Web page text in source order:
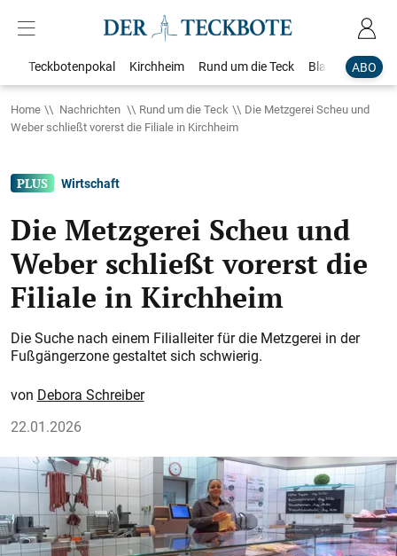
ABO
Teckbotenpokal Kirchheim Rund um die Teck Blaulicht
Home Nachrichten Rund um die Teck
Die Metzgerei Scheu und
Weber schließt vorerst die Filiale in Kirchheim
Wirtschaft
Die Metzgerei Scheu und
Weber schließt vorerst die
Filiale in Kirchheim
Die Suche nach einem Filialleiter für die Metzgerei in der
Fußgängerzone gestaltet sich schwierig.
Debora Schreiber
22.01.2026